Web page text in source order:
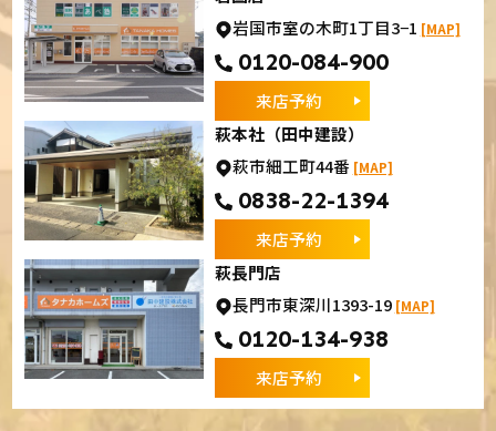
岩国市室の木町1丁目3−1 [MAP]
0120-084-900
来店予約
萩本社（田中建設）
萩市細工町44番 [MAP]
0838-22-1394
来店予約
萩長門店
長門市東深川1393-19 [MAP]
0120-134-938
来店予約